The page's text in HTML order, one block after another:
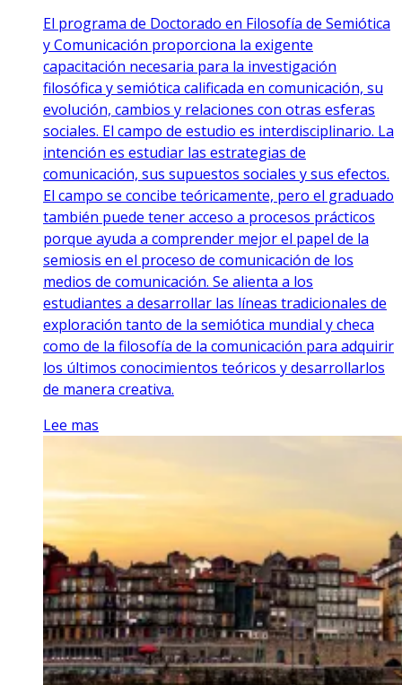
El programa de Doctorado en Filosofía de Semiótica
y Comunicación proporciona la exigente
capacitación necesaria para la investigación
filosófica y semiótica calificada en comunicación, su
evolución, cambios y relaciones con otras esferas
sociales. El campo de estudio es interdisciplinario. La
intención es estudiar las estrategias de
comunicación, sus supuestos sociales y sus efectos.
El campo se concibe teóricamente, pero el graduado
también puede tener acceso a procesos prácticos
porque ayuda a comprender mejor el papel de la
semiosis en el proceso de comunicación de los
medios de comunicación. Se alienta a los
estudiantes a desarrollar las líneas tradicionales de
exploración tanto de la semiótica mundial y checa
como de la filosofía de la comunicación para adquirir
los últimos conocimientos teóricos y desarrollarlos
de manera creativa.
Lee mas